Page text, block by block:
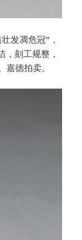
发凋危冠”，
，刻工规整，
德拍卖。